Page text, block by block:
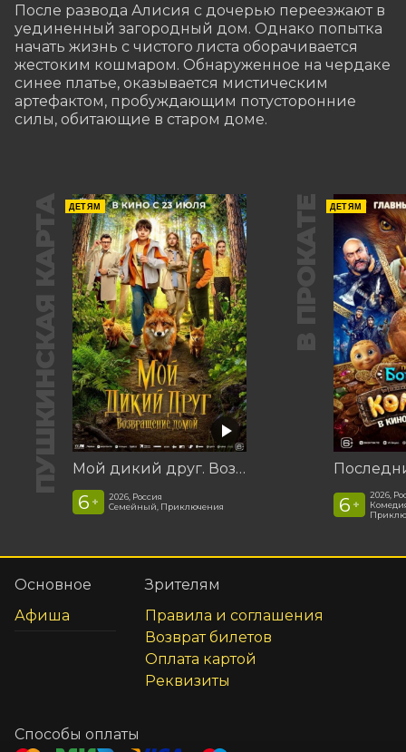
После развода Алисия с дочерью переезжают в
уединенный загородный дом. Однако попытка
начать жизнь с чистого листа оборачивается
жестоким кошмаром. Обнаруженное на чердаке
синее платье, оказывается мистическим
артефактом, пробуждающим потусторонние
силы, обитающие в старом доме.
ПУШКИНСКАЯ КАРТА ДЕТЯМ
Мой дикий друг. Возвращение домой
6 +
2026, Россия
Семейный, Приключения
В ПРОКАТЕ ДЕТЯМ
6 +
2026,
Основное
Афиша
Зрителям
Правила и соглашения
Возврат билетов
Оплата картой
Реквизиты
Способы оплаты